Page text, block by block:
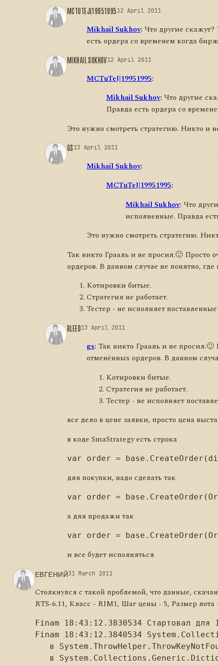
MCTUTEJ|1995199512 April 2011
Mikhail Sukhov: Что другие
есть ордера со временем когда
MIKHAIL SUKHOV12 April 2011
MCTuTeJ|19951995:
Mikhail Sukhov: Что другие
Правда есть ордера со
Это нужно смотреть стратегию. Никто и
GS13 April 2011
Mikhail Sukhov:
MCTuTeJ|19951995:
Mikhail Sukhov: Что
исполненные. Правда
Это нужно смотреть стратегию.
Так никто Грааль и не просил.🙂 Просто
ордеров. В данном случае не понятно,
Котировки битые.
Стратегия не работает.
Тестер - не исполняет
BLEED13 April 2011
gs: Так никто Грааль и не просил.🙂
отменённых ордеров. В данном
Котировки битые.
Стратегия не работает.
Тестер - не исполняет
все дело в цене заявки, просто цена
в коде SmaStrategy есть строка
для покупки, надо сделать так
а для продажи так
и все будет исполняться
ЕВГЕНИЙ31 March 2011
Столкнулся с такой проблемой, что данные,
RTS-6.11, Класс - RIM1, Шаг цены - 5, Размер
Finam 18:43:12.3830534 Стартовал для
Finam 18:43:12.3840534
в
в